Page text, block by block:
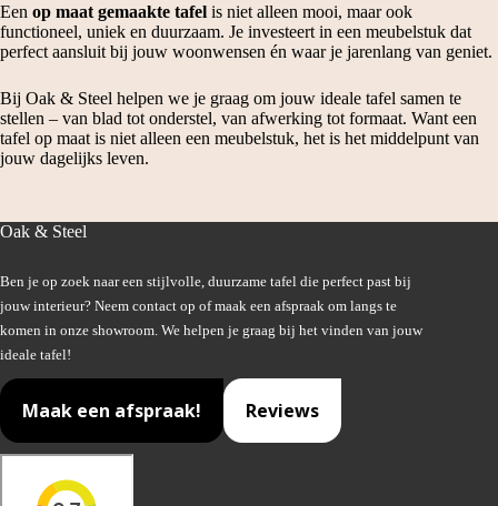
Een op maat gemaakte tafel is niet alleen mooi, maar ook
functioneel, uniek en duurzaam. Je investeert in een meubelstuk dat
perfect aansluit bij jouw woonwensen én waar je jarenlang van geniet.
Bij Oak & Steel helpen we je graag om jouw ideale tafel samen te
stellen – van blad tot onderstel, van afwerking tot formaat. Want een
tafel op maat is niet alleen een meubelstuk, het is het middelpunt van
jouw dagelijks leven.
Oak & Steel
Ben je op zoek naar een stijlvolle, duurzame tafel die perfect past bij
jouw interieur? Neem contact op of maak een afspraak om langs te
komen in onze showroom. We helpen je graag bij het vinden van jouw
ideale tafel!
Maak een afspraak! Reviews